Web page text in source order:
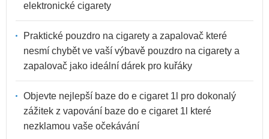
elektronické cigarety
Praktické pouzdro na cigarety a zapalovač které
nesmí chybět ve vaší výbavě pouzdro na cigarety a
zapalovač jako ideální dárek pro kuřáky
Objevte nejlepší baze do e cigaret 1l pro dokonalý
zážitek z vapování baze do e cigaret 1l které
nezklamou vaše očekávání